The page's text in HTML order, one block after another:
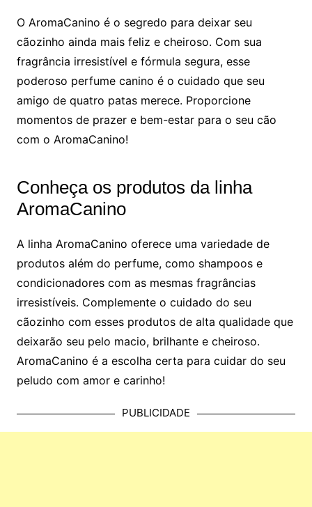
O AromaCanino é o segredo para deixar seu
cãozinho ainda mais feliz e cheiroso. Com sua
fragrância irresistível e fórmula segura, esse
poderoso perfume canino é o cuidado que seu
amigo de quatro patas merece. Proporcione
momentos de prazer e bem-estar para o seu cão
com o AromaCanino!
Conheça os produtos da linha
AromaCanino
A linha AromaCanino oferece uma variedade de
produtos além do perfume, como shampoos e
condicionadores com as mesmas fragrâncias
irresistíveis. Complemente o cuidado do seu
cãozinho com esses produtos de alta qualidade que
deixarão seu pelo macio, brilhante e cheiroso.
AromaCanino é a escolha certa para cuidar do seu
peludo com amor e carinho!
PUBLICIDADE